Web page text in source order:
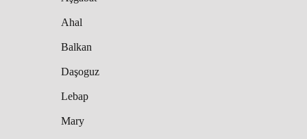
Ahal
Balkan
Daşoguz
Lebap
Mary